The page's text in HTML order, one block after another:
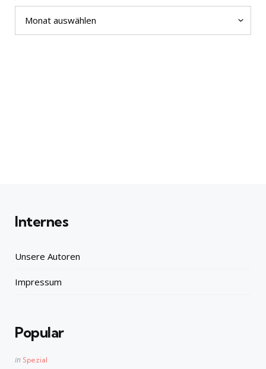
Archiv
Internes
Unsere Autoren
Impressum
Popular
Posted
in Spezial